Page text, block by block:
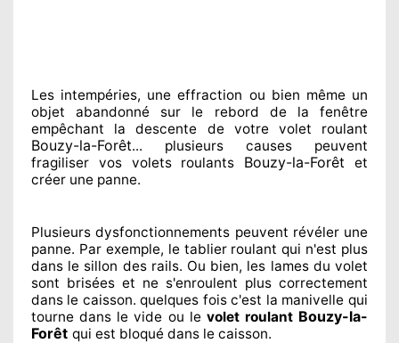
Les intempéries, une effraction ou bien même un
objet abandonné sur le rebord de la fenêtre
empêchant la descente de votre volet roulant
Bouzy-la-Forêt... plusieurs causes peuvent
fragiliser vos volets roulants Bouzy-la-Forêt et
créer une panne.
Plusieurs dysfonctionnements peuvent révélerune
panne. Par exemple, le tablier roulant qui n'est plus
dans le sillon des rails. Ou bien, les lames du volet
sont brisées et ne s'enroulent plus correctement
dans le caisson. quelques foisc'est la manivelle qui
tourne dans le vide ou le volet roulant Bouzy-la-
Forêt qui est bloqué dans le caisson.